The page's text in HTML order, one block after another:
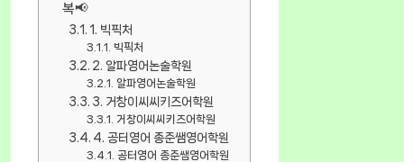
복📢
1. 빅픽처
빅픽처
2. 알파영어논술학원
알파영어논술학원
3. 거창이씨씨키즈어학원
거창이씨씨키즈어학원
4. 공터영어 종준쌤영어학원
공터영어 종준쌤영어학원